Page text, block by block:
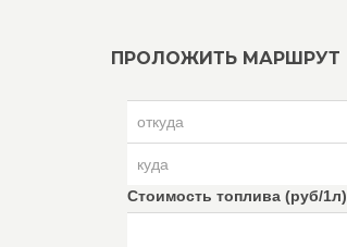
ПРОЛОЖИТЬ МАРШРУТ
Стоимость топлива (руб/1л)